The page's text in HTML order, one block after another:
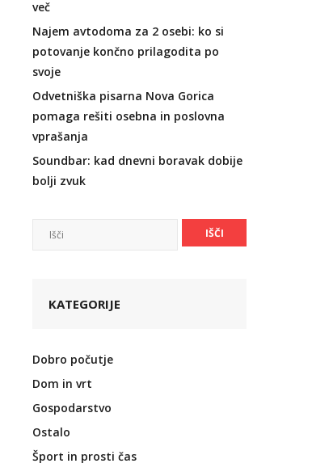
več
Najem avtodoma za 2 osebi: ko si
potovanje končno prilagodita po
svoje
Odvetniška pisarna Nova Gorica
pomaga rešiti osebna in poslovna
vprašanja
Soundbar: kad dnevni boravak dobije
bolji zvuk
KATEGORIJE
Dobro počutje
Dom in vrt
Gospodarstvo
Ostalo
Šport in prosti čas